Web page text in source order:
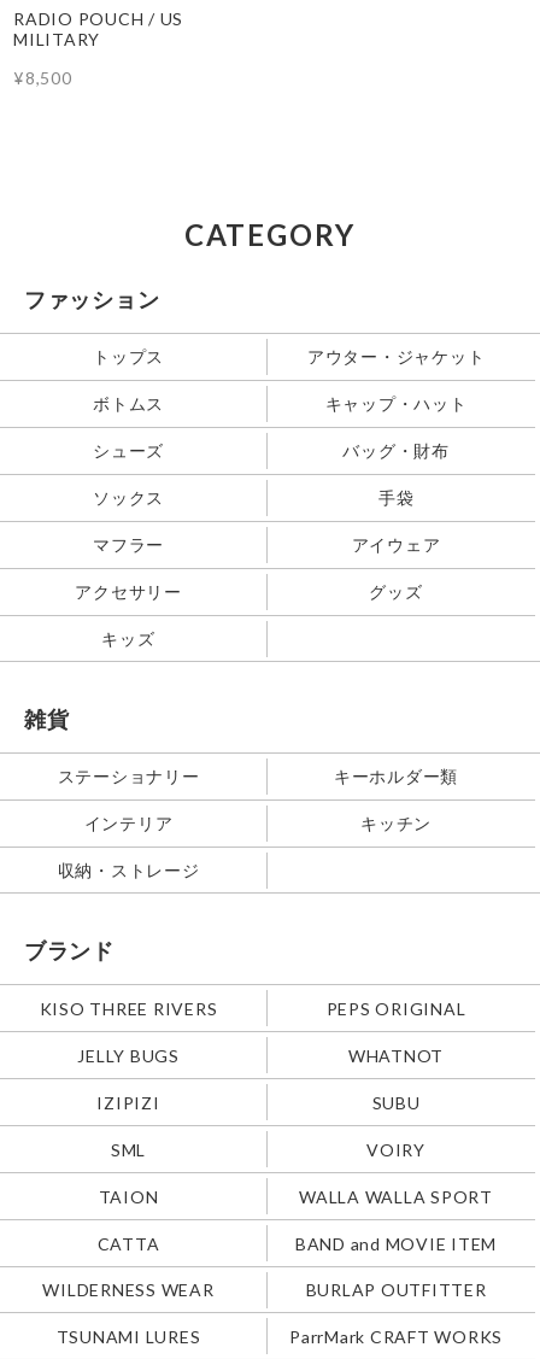
RADIO POUCH / US
MILITARY
¥8,500
CATEGORY
ファッション
トップス アウター・ジャケット
ボトムス キャップ・ハット
シューズ バッグ・財布
ソックス 手袋
マフラー アイウェア
アクセサリー グッズ
キッズ
雑貨
ステーショナリー キーホルダー類
インテリア キッチン
収納・ストレージ
ブランド
KISO THREE RIVERS PEPS ORIGINAL
JELLY BUGS WHATNOT
IZIPIZI SUBU
SML VOIRY
TAION WALLA WALLA SPORT
CATTA BAND and MOVIE ITEM
WILDERNESS WEAR BURLAP OUTFITTER
TSUNAMI LURES ParrMark CRAFT WORKS